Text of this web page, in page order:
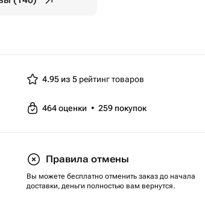
4.95 из 5 рейтинг товаров
464оценки • 259 покупок
Правила отмены
Вы можете бесплатно отменить заказ до начала
доставки, деньги полностью вам вернутся.